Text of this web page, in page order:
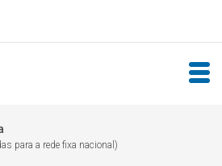
para a rede fixa nacional)